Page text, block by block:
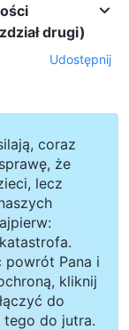
drugi)
Udostępnij
coraz
że
lecz
Pana i
kliknij
do
tego do jutra.